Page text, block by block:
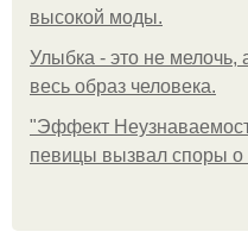
высокой моды.
Улыбка - это не мелочь,
весь образ человека.
"Эффект
певицы вызвал споры о